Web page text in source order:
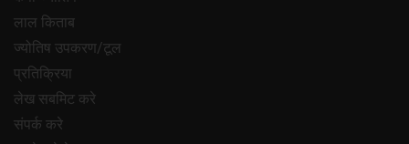
लाल किताब
ज्योतिष उपकरण/टूल
प्रतिक्रिया
लेख सबमिट करे
संपर्क करे